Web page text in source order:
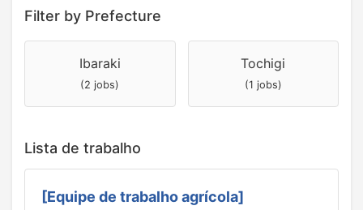
Filter by Prefecture
Ibaraki
(2 jobs)
Tochigi
(1 jobs)
Lista de trabalho
[Equipe de trabalho agrícola]